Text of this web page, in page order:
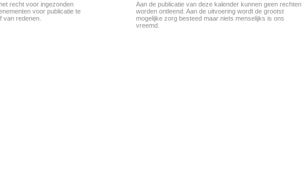
recht voor ingezonden
voor publicatie te
van redenen.
Aan de publicatie van deze kalender kunnen geen rechten
worden ontleend. Aan de uitvoering wordt de grootst
mogelijke zorg besteed maar niets menselijks is ons
vreemd.